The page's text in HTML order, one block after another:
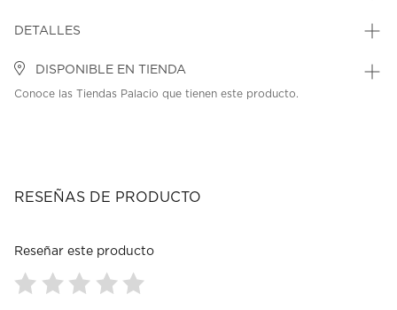
DETALLES
DISPONIBLE EN TIENDA
Conoce las Tiendas Palacio que tienen este producto.
RESEÑAS DE PRODUCTO
Reseñar este producto